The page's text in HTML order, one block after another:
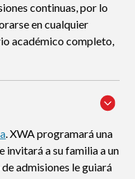
continuas, por lo
en cualquier
académico completo,
. XWA programará una
invitará a su familia a un
admisiones le guiará